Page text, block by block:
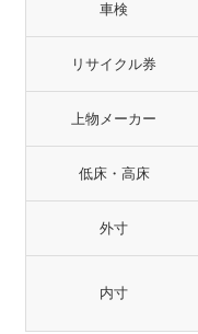
車検
リサイクル券
上物メーカー
低床・高床
外寸
内寸